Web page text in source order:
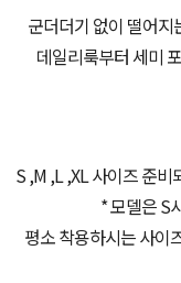
군더더기 없이 떨어
데일리룩부터 세미
S ,M ,L ,XL 사이즈 준
* 모델은 S
평소 착용하시는 사이